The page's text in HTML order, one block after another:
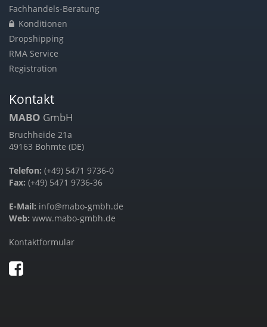
Fachhandels-Beratung
Konditionen
Dropshipping
RMA Service
Registration
Kontakt
MABO GmbH
Bruchheide 21a
49163 Bohmte (DE)
Telefon: (+49) 5471 9736-0
Fax: (+49) 5471 9736-36
E-Mail: info@mabo-gmbh.de
Web: www.mabo-gmbh.de
Kontaktformular